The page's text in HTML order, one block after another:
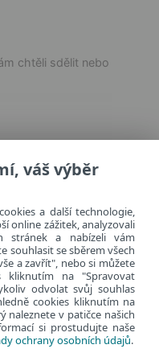
chtěli sdělit nebo
1037/49
váš výběr
a další technologie,
online zážitek, analyzovali
stránek a nabízeli vám
souhlasit se sběrem všech
a zavřít", nebo si můžete
kliknutím na "Spravovat
odvolat svůj souhlas
cookies kliknutím na
naleznete v patičce našich
si prostudujte naše
ochrany osobních údajů.